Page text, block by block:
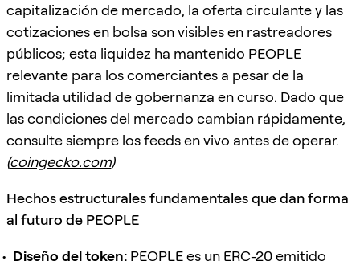
capitalización de mercado, la oferta circulante y las
cotizaciones en bolsa son visibles en rastreadores
públicos; esta liquidez ha mantenido PEOPLE
relevante para los comerciantes a pesar de la
limitada utilidad de gobernanza en curso. Dado que
las condiciones del mercado cambian rápidamente,
consulte siempre los feeds en vivo antes de operar.
(coingecko.com)
Hechos estructurales fundamentales que dan forma
al futuro de PEOPLE
Diseño del token: PEOPLE es un ERC-20 emitido